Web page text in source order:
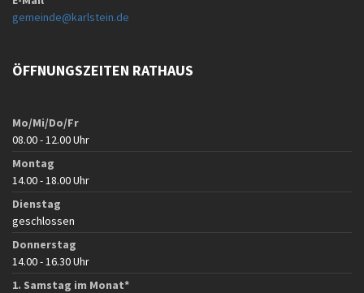
gemeinde@karlstein.de
ÖFFNUNGSZEITEN RATHAUS
Mo/Mi/Do/Fr
08.00 - 12.00 Uhr
Montag
14.00 - 18.00 Uhr
Dienstag
geschlossen
Donnerstag
14.00 - 16.30 Uhr
1. Samstag im Monat*